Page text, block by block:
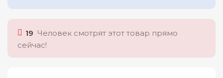
19 Человек смотрят этот товар прямо
сейчас!